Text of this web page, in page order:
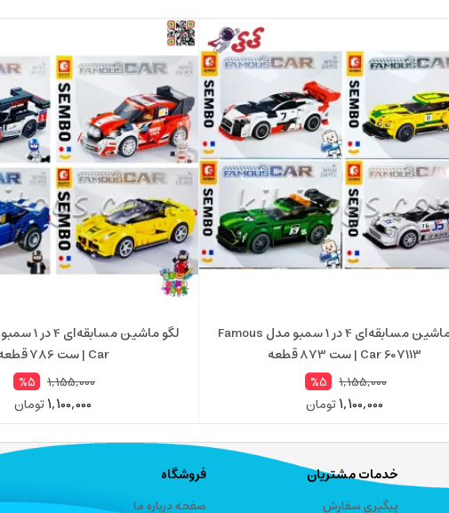
لگو ماشین مسابقه‌ای 4 در 1 سمبو مدل Famous
Car 607113 | ست 873 قطعه
1,155,000
%5
1,100,000تومان
Car | ست 786 قطعه
1,155,000
%5
1,100,000تومان
خدمات مشتریان
پیگیری سفارش
فروشگاه
صفحه درباره ما